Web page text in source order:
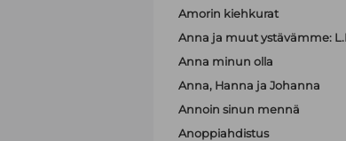
Amorin kiehkurat
Anna ja muut ystävämme:
Anna minun olla
Anna, Hanna ja Johanna
Annoin sinun mennä
Anoppiahdistus